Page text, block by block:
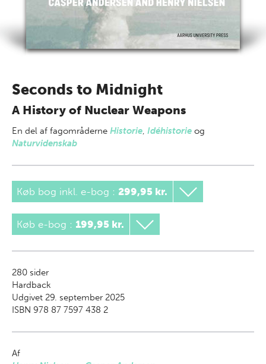
Seconds to Midnight
A History of Nuclear Weapons
En del af fagområderne Historie, Idéhistorie og
Naturvidenskab
Køb bog inkl. e-bog : 299,95 kr.
Køb e-bog : 199,95 kr.
280 sider
Hardback
Udgivet 29. september 2025
ISBN 978 87 7597 438 2
Af